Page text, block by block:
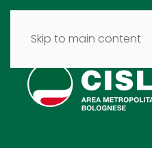
Skip to main content